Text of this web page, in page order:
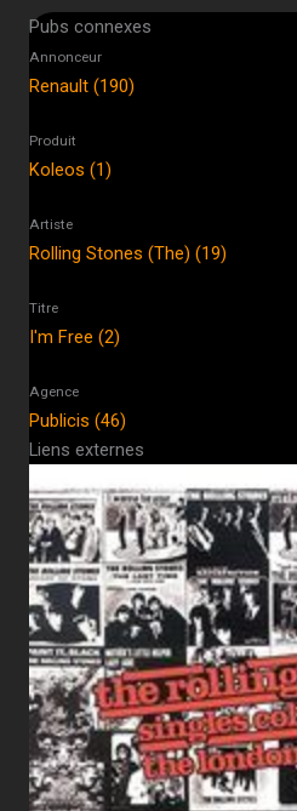
Pubs connexes
Annonceur
Renault (190)
Produit
Koleos (1)
Artiste
Rolling Stones (The) (19)
Titre
I'm Free (2)
Agence
Publicis (46)
Liens externes